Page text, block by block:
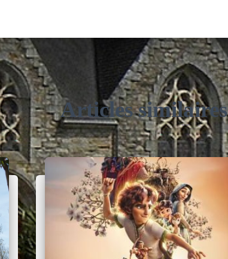
Articles similaires